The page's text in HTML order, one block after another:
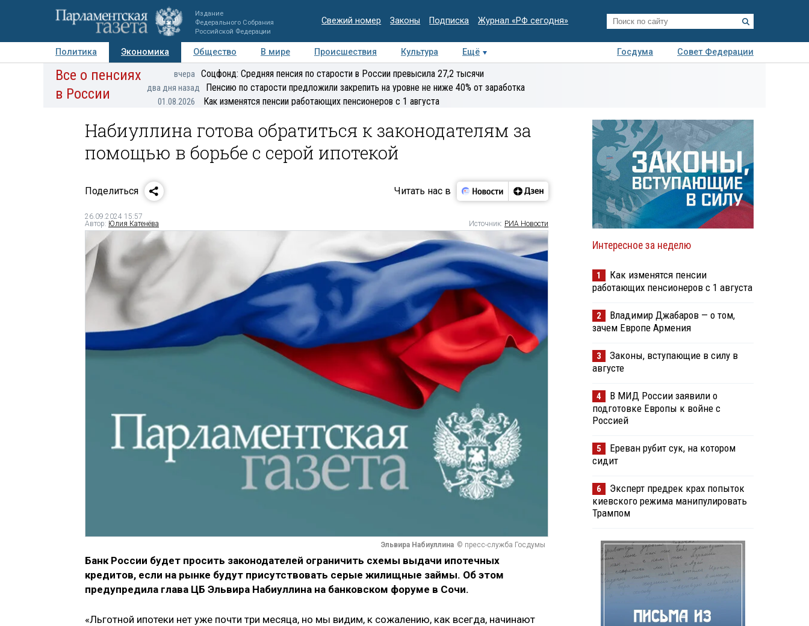
Издание
Федерального Собрания
Российской Федерации
Свежий номер Законы Подписка Журнал «РФ сегодня»
Политика Экономика Общество В мире Происшествия Культура Ещё Госдума
Совет Федерации
Авторы Персоны Мнения Регионы Медиацентр Интервью Колумнисты
экспертиза
Все о пенсиях
в России
вчера Соцфонд: Средняя пенсия по старости в России превысила 27,2 тысячи
два дня назад Пенсию по старости предложили закрепить на уровне не ниже 40% от заработка
01.08.2026 Как изменятся пенсии работающих пенсионеров с 1 августа
Набиуллина готова обратиться к законодателям за
помощью в борьбе с серой ипотекой
Поделиться Читать нас в
26.09.2024 15:57
Автор: Юлия Катенёва Источник: РИА Новости
Эльвира Набиуллина © пресс-служба Госдумы
Банк России будет просить законодателей ограничить схемы выдачи ипотечных
кредитов, если на рынке будут присутствовать серые жилищные займы. Об этом
предупредила глава ЦБ Эльвира Набиуллина на банковском форуме в Сочи.
«Льготной ипотеки нет уже почти три месяца, но мы видим, к сожалению, как всегда, начинают
Интересное за неделю
1
Как изменятся пенсии
работающих пенсионеров с 1 августа
2
Владимир Джабаров — о том,
зачем Европе Армения
3
Законы, вступающие в силу в
августе
4
В МИД России заявили о
подготовке Европы к войне с
Россией
5
Ереван рубит сук, на котором
сидит
6
Эксперт предрек крах попыток
киевского режима манипулировать
Трампом